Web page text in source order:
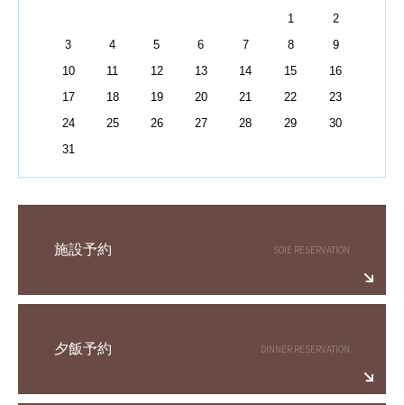
1
2
3
4 5 6 7 8
9
10
11 12 13 14 15
16
17
18 19 20 21 22
23
24
25 26 27 28 29
30
31
施設予約
夕飯予約